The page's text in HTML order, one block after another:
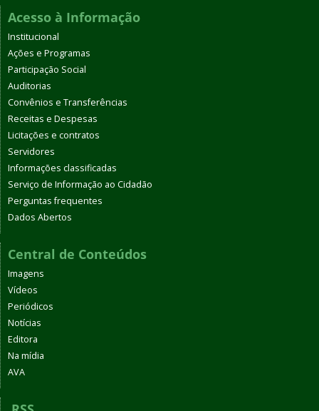
Acesso à Informação
Institucional
Ações e Programas
Participação Social
Auditorias
Convênios e Transferências
Receitas e Despesas
Licitações e contratos
Servidores
Informações classificadas
Serviço de Informação ao Cidadão
Perguntas frequentes
Dados Abertos
Central de Conteúdos
Imagens
Vídeos
Periódicos
Notícias
Editora
Na mídia
AVA